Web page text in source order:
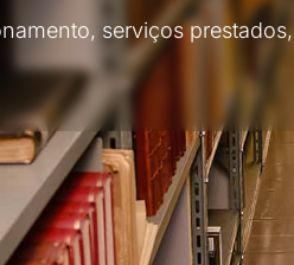
serviços prestados,